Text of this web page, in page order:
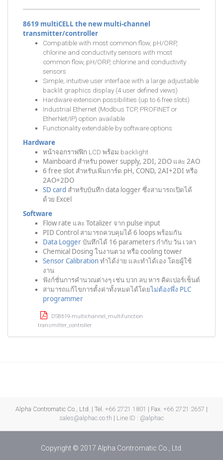
8619 multiCELL the new multi-channel
transmitter/controller
Compatible with most common flow, pH/ORP,
chlorine and conductivity sensors with most
common flow, pH/ORP, chlorine and conductivity
sensors
Simple, intuitive user interface with a large adjustable
backlit graphics display (4 user defined views)
Hardware extension possibilities (up to 6 free slots)
Industrial Ethernet (Modbus TCP, PROFINET or
EtherNet/IP) option available
Functionality extendable by software options
Hardware
หน้าจอกราฟฟิก LCD พร้อม backlight
Mainboard สำหรับ power supply, 2DI, 2DO และ 2AO
6 free slot สำหรับเพิ่มการ์ด pH, COND, 2AI+2DI หรือ
2AO+2DO
SD card สำหรับบันทึก data logger ซึ่งสามารถเปิดได้
ด้วย Excel
Software
Flow rate และ Totalizer จาก pulse input
PID Control สามารถควบคุมได้ 6 loops พร้อมกัน
Data Loggerบันทึกได้ 16 parameters กำกับ วัน เวลา
Chemical Dosing ในงานตวง หรือ cooling tower
Sensor Calibrationทำได้ง่าย และทำได้เอง โดยผู้ใช้
งาน
ฟังก์ชั่นการคำนวณต่างๆ เช่น บวก ลบ หาร คิดเปอร์เซ็นต์
สามารถแก้ไขการตั้งค่าทั้งหมดได้โดยไม่ต้องพึ่ง PLC
programmer
DS8619-multichannel_multifunction
transmitter_controller
Alpha Contromatic Co., Ltd. | Tel. +66 2721 1801 | Fax. +66 2721 2657 |
sales@alphac.co.th | Line ID : @alphac
Copyright © 2017 Alpha Contromatic Co., Ltd.